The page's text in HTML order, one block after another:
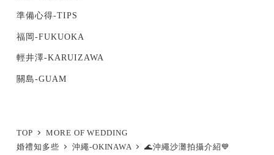
準備心得-TIPS
福岡-FUKUOKA
輕井澤-KARUIZAWA
關島-GUAM
TOP
MORE OF WEDDING
婚禮知多些
沖繩-OKINAWA 🌊沖繩沙灘拍攝介紹💙